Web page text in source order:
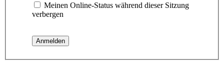
Meinen Online-Status während dieser Sitzung
verbergen